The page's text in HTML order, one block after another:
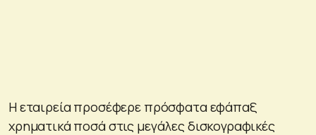
Η εταιρεία προσέφερε πρόσφατα εφάπαξ
χρηματικά ποσά στις μεγάλες δισκογραφικές